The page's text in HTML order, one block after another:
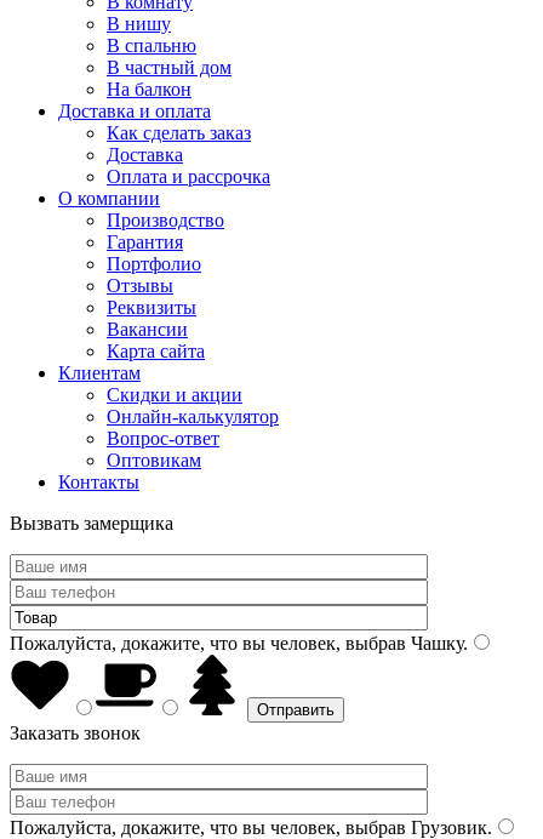
В нишу
В спальню
В частный дом
На балкон
Доставка и оплата
Как сделать заказ
Доставка
Оплата и рассрочка
О компании
Производство
Гарантия
Портфолио
Отзывы
Реквизиты
Вакансии
Карта сайта
Клиентам
Скидки и акции
Онлайн-калькулятор
Вопрос-ответ
Оптовикам
Контакты
Вызвать замерщика
Пожалуйста, докажите, что вы человек, выбрав Чашку.
Заказать звонок
Пожалуйста, докажите, что вы человек, выбрав Грузовик.